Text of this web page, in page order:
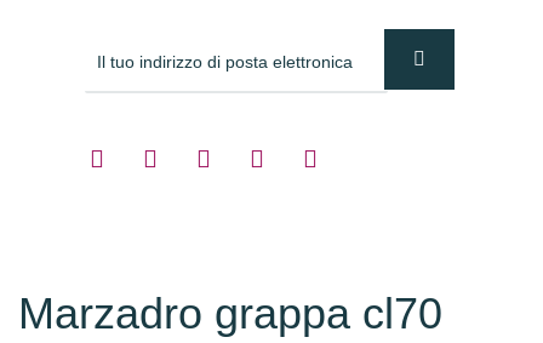
Marzadro grappa cl70